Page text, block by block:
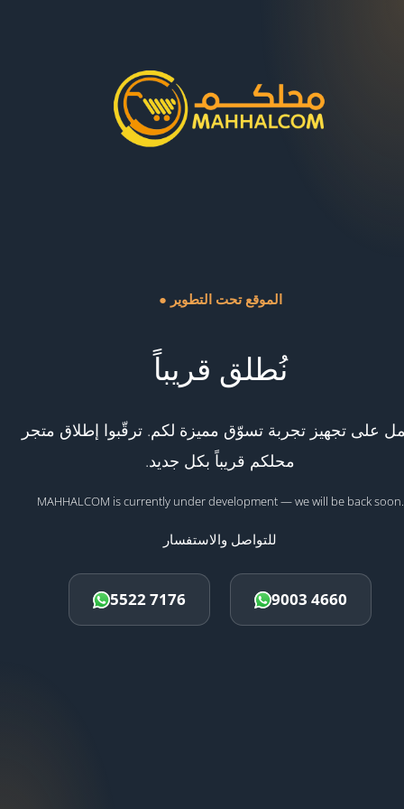
● الموقع تحت التطوير
نُطلق قريباً
على تجهيز تجربة تسوّق مميزة لكم. ترقّبوا إطلاق متجر
محلكم قريباً بكل جديد.
MAHHALCOM is currently under development — we will be back soon.
للتواصل والاستفسار
5522 7176 9003 4660